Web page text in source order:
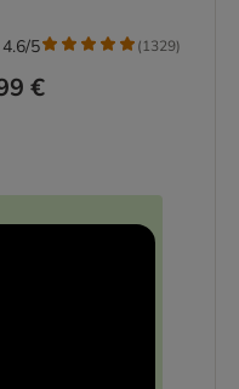
€
5 (1329)